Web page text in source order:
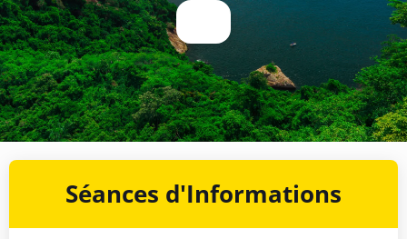
Séances d'Informations